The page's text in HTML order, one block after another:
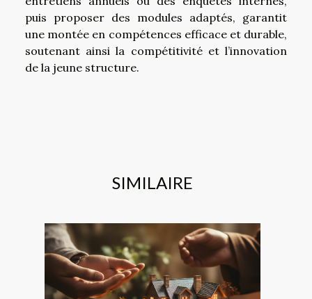
puis proposer des modules adaptés, garantit
une montée en compétences efficace et durable,
soutenant ainsi la compétitivité et l’innovation
de la jeune structure.
SIMILAIRE